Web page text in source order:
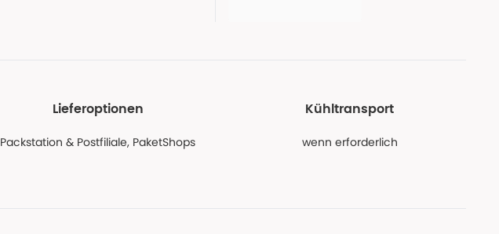
Lieferoptionen
Packstation & Postfiliale, PaketShops
Kühltransport
wenn erforderlich